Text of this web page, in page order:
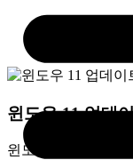
윈도우 11 업데
윈도우 업데이트라